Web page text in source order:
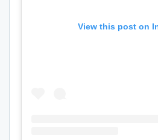
View this post on